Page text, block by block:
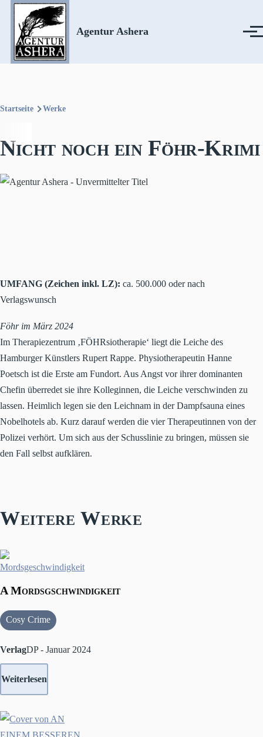
Direkt zum Inhalt
Agentur Ashera Menü
Startseite Werke
Nicht noch ein Föhr-Krimi
UMFANG (Zeichen inkl. LZ): ca. 500.000 oder nach
Verlagswunsch
Föhr im März 2024
Im Therapiezentrum ‚FÖHRsiotherapie‘ liegt die Leiche des
Hamburger Künstlers Rupert Rappe. Physiotherapeutin Hanne
Poetsch ist die Erste am Fundort. Aus Angst vor ihrer dominanten
Chefin überredet sie ihre Kolleginnen, die Leiche verschwinden zu
lassen. Heimlich legen sie den Leichnam in der Dampfsauna eines
Nobelhotels ab. Kurz darauf werden die vier Therapeutinnen von der
Polizei verhört. Um sich aus der Schusslinie zu bringen, müssen sie
den Fall selbst aufklären.
Weitere Werke
A Mordsgschwindigkeit
Cosy Crime
VerlagDP - Januar 2024
Weiterlesen